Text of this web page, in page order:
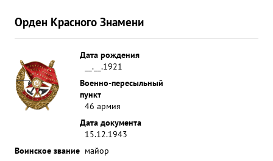
Орден Красного Знамени
Дата рождения
__.__.1921
Военно-пересыльный
пункт
46 армия
Дата документа
15.12.1943
Воинское звание майор